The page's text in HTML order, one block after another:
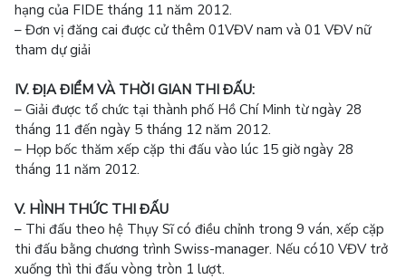
hạng của FIDE tháng 11 năm 2012.
– Đơn vị đăng cai được cử thêm 01VĐV nam và 01 VĐV nữ
tham dự giải
IV. ĐỊA ĐIỂM VÀ THỜI GIAN THI ĐẤU:
– Giải được tổ chức tại thành phố Hồ Chí Minh từ ngày 28
tháng 11 đến ngày 5 tháng 12 năm 2012.
– Họp bốc thăm xếp cặp thi đấu vào lúc 15 giờ ngày 28
tháng 11 năm 2012.
V. HÌNH THỨC THI ĐẤU
– Thi đấu theo hệ Thụy Sĩ có điều chỉnh trong 9 ván, xếp cặp
thi đấu bằng chương trình Swiss-manager. Nếu có10 VĐV trở
xuống thì thi đấu vòng tròn 1 lượt.